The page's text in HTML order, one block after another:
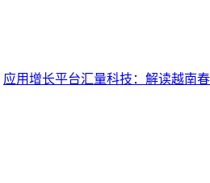
应用增长平台汇量科技：解读越南